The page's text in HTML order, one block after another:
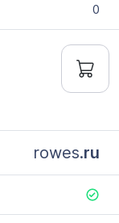
0
rowes.ru